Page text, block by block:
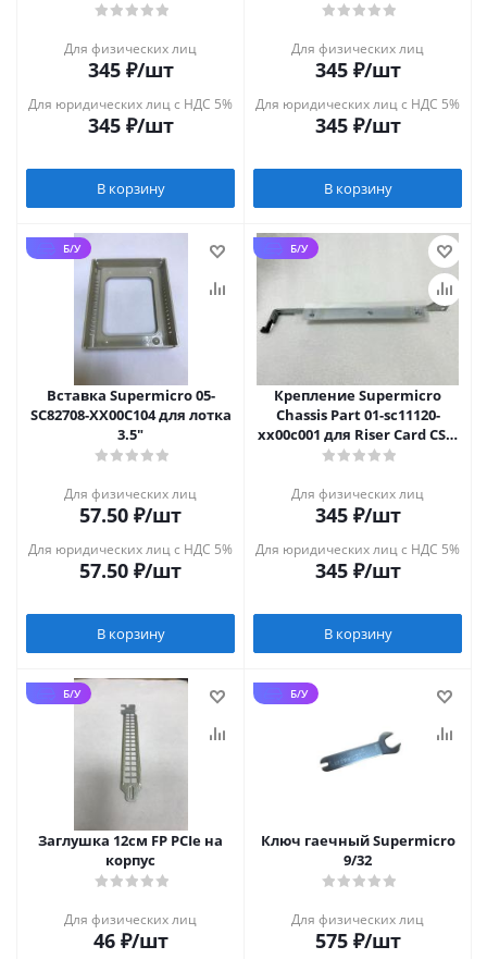
Для физических лиц
345₽/шт
Для юридических лиц с НДС 5%
345₽/шт
В корзину
Для физических лиц
345₽/шт
Для юридических лиц с НДС 5%
345₽/шт
В корзину
Б/У
Вставка Supermicro 05-
SC82708-XX00C104 для лотка
3.5"
Для физических лиц
57.50 ₽/шт
Для юридических лиц с НДС 5%
57.50 ₽/шт
В корзину
Б/У
Крепление Supermicro
Chassis Part 01-sc11120-
xx00c001 для Riser Card CSE-
815 X8
Для физических лиц
345₽/шт
Для юридических лиц с НДС 5%
345₽/шт
В корзину
Б/У
Заглушка 12см FP PCIe на
корпус
Для физических лиц
46₽/шт
Б/У
Ключ гаечный Supermicro
9/32
Для физических лиц
575₽/шт